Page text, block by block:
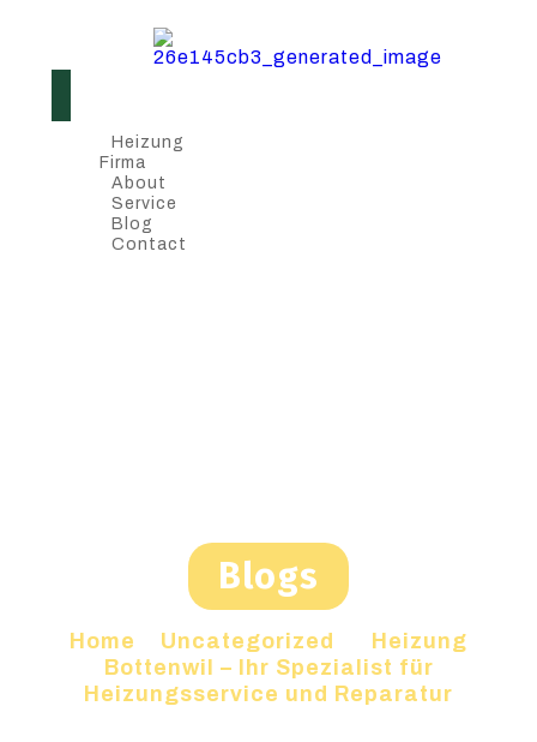
Heizung
Firma
About
Service
Blog
Contact
Blogs
Home Uncategorized
Heizung
Bottenwil – Ihr Spezialist für
Heizungsservice und Reparatur